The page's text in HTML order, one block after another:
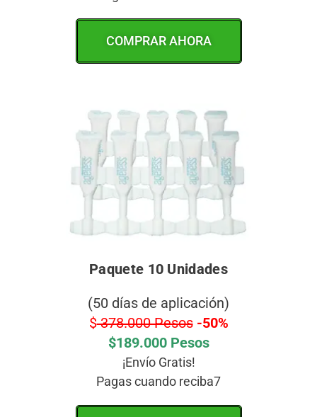
COMPRAR AHORA
Paquete 10 Unidades
(50 días de aplicación)
$378.000 Pesos -50%
$189.000 Pesos
¡Envío Gratis!
Pagas cuando reciba7